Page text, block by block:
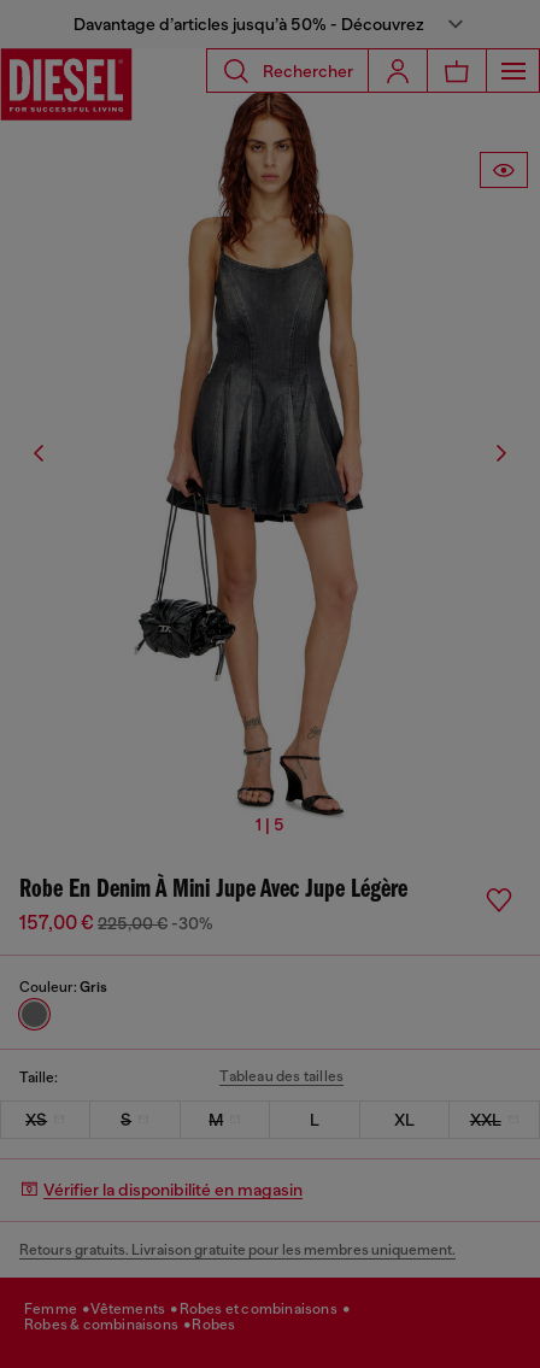
Davantage d’articles jusqu’à 50% - Découvrez
Rechercher
1 | 5
Robe En Denim À Mini Jupe Avec Jupe Légère
157,00 € 225,00 € -30%
Couleur: Gris
Taille: Tableau des tailles
XS S M L XL XXL
Vérifier la disponibilité en magasin
Retours gratuits. Livraison gratuite pour les membres uniquement.
femme vêtements
robes et combinaisons
robes & combinaisons
robes